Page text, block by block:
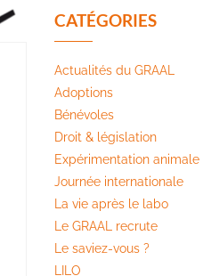
CATÉGORIES
Actualités du GRAAL
Adoptions
Bénévoles
Droit & législation
Expérimentation animale
Journée internationale
La vie après le labo
Le GRAAL recrute
Le saviez-vous ?
LILO